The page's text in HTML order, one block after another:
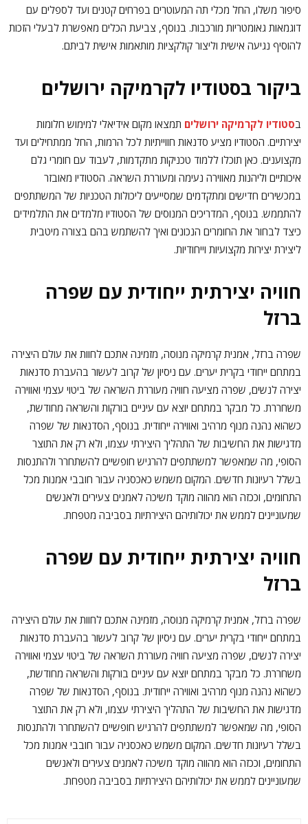
סיפור משלו, החל מכלי תה המעוטרים בפרחים קטנים ועד לספלים עם
דוגמאות גאומטריות מורכבות. בנוסף, צביעת הכלים מאפשרת לבעלי הזכות
להוסיף נגיעה אישית וליצור קולקציות מותאמות אישית לביתם.
ביקור בסטודיו לקרמיקה ירושלים
בסטודיו לקרמיקה ירושלים תמצאו מקום אידיאלי למימוש חלומות
יצירתיים. הסטודיו מציע סדנאות חווייתיות לכל הרמות, החל ממתחילים ועד
מקצוענים. כאן תוכלו ללמוד טכניקות מתקדמות, לעבוד עם חומרי גלם
איכותיים וליהנות מאווירה נעימה ומעוררת השראה. הסטודיו מאובזר
במכשירים חדישים ומתקדמים שמסייעים ליכולות הטכניות של המשתתפים
להתממש. בנוסף, המדריכים המנוסים של הסטודיו מלמדים את התלמידים
כיצד לבחור את החומרים הנכונים ואיך להשתמש בהם בצורה מיטבית
ליצירת יצירות מקצועיות וייחודיות.
חוויה יצירתית ייחודית עם שפרה
ברזל
שפרה ברזל, אמנית קרמיקה מנוסה, מזמינה אתכם לחוות את עולם היצירה
במתחם ייחודי בקרית יערים. עם ניסיון של קרוב לעשור בהעברת סדנאות
יצירה לנשים, שפרה מציעה חוויה מעוררת השראה של ביטוי עצמי ואווירה
משחררת. כל מבקר במתחם יוצא עם עיניים בורקות והשראה מחודשת,
כשהוא נהנה מנוף מרהיב ואווירה ייחודית. בנוסף, הסדנאות של שפרה
מדגישות את החשיבות של התהליך היצירתי עצמו, ולא רק את התוצר
הסופי, מה שמאפשר למשתתפים להרגיש חופשיים להשתחרר ולהתנסות
בשלל רעיונות חדשים. המקום משמש כאכסניה עבור חובבי אמנות מכל
התחומים, וככזה הוא מהווה מוקד משיכה לאמנים צעירים ולאנשים
שמעוניינים לממש את יכולותיהם היצירתיות בסביבה מטפחת.
חוויה יצירתית ייחודית עם שפרה
ברזל
שפרה ברזל, אמנית קרמיקה מנוסה, מזמינה אתכם לחוות את עולם היצירה
במתחם ייחודי בקרית יערים. עם ניסיון של קרוב לעשור בהעברת סדנאות
יצירה לנשים, שפרה מציעה חוויה מעוררת השראה של ביטוי עצמי ואווירה
משחררת. כל מבקר במתחם יוצא עם עיניים בורקות והשראה מחודשת,
כשהוא נהנה מנוף מרהיב ואווירה ייחודית. בנוסף, הסדנאות של שפרה
מדגישות את החשיבות של התהליך היצירתי עצמו, ולא רק את התוצר
הסופי, מה שמאפשר למשתתפים להרגיש חופשיים להשתחרר ולהתנסות
בשלל רעיונות חדשים. המקום משמש כאכסניה עבור חובבי אמנות מכל
התחומים, וככזה הוא מהווה מוקד משיכה לאמנים צעירים ולאנשים
שמעוניינים לממש את יכולותיהם היצירתיות בסביבה מטפחת.